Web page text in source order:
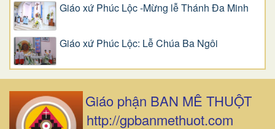
Giáo xứ Phúc Lộc -Mừng lễ Thánh Đa Minh
Giáo xứ Phúc Lộc: Lễ Chúa Ba Ngôi
Giáo phận BAN MÊ THUỘT
http://gpbanmethuot.com